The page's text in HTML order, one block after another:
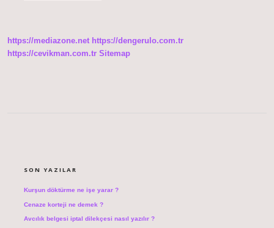
https://mediazone.net https://dengerulo.com.tr
https://cevikman.com.tr Sitemap
SON YAZILAR
Kurşun döktürme ne işe yarar ?
Cenaze korteji ne demek ?
Avcılık belgesi iptal dilekçesi nasıl yazılır ?